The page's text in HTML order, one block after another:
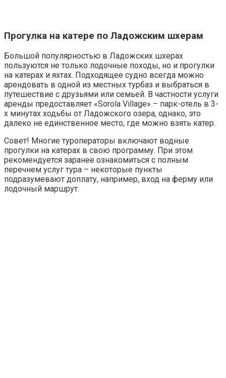
Прогулка на катере по Ладожским шхерам
Большой популярностью в Ладожских шхерах
пользуются не только лодочные походы, но и прогулки
на катерах и яхтах. Подходящее судно всегда можно
арендовать в одной из местных турбаз и выбраться в
путешествие с друзьями или семьей. В частности услуги
аренды предоставляет «Sorola Village» – парк-отель в 3-
х минутах ходьбы от Ладожского озера, однако, это
далеко не единственное место, где можно взять катер.
Совет! Многие туроператоры включают водные
прогулки на катерах в свою программу. При этом
рекомендуется заранее ознакомиться с полным
перечнем услуг тура – некоторые пункты
подразумевают доплату, например, вход на ферму или
лодочный маршрут.